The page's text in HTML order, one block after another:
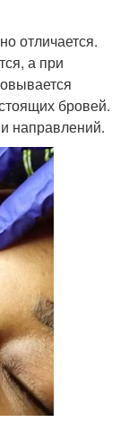
отличается.
а при
бровей.
направлений.